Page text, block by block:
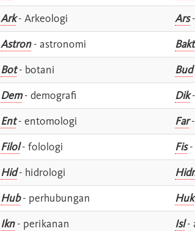
Ark- Arkeologi Ars
Astron- astronomi Bakt
Bot- botani Bud
Dem- demografi Dik
Ent- entomologi Far-
Filol- folologi Fis-
Hid- hidrologi
Hub- perhubungan Huk
Ikn- perikanan Isl-